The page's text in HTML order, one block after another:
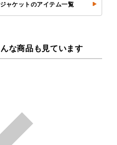
ャケットのアイテム一覧
な商品も見ています